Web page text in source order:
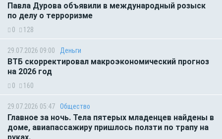
Павла Дурова объявили в международный розыск
по делу о терроризме
0 128
29.07.2026 09:00 Деньги
ВТБ скорректировал макроэкономический прогноз
на 2026 год
0 160
29.07.2026 05:47 Общество
Главное за ночь. Тела пятерых младенцев найдены в
доме, авиапассажиру пришлось ползти по трапу на